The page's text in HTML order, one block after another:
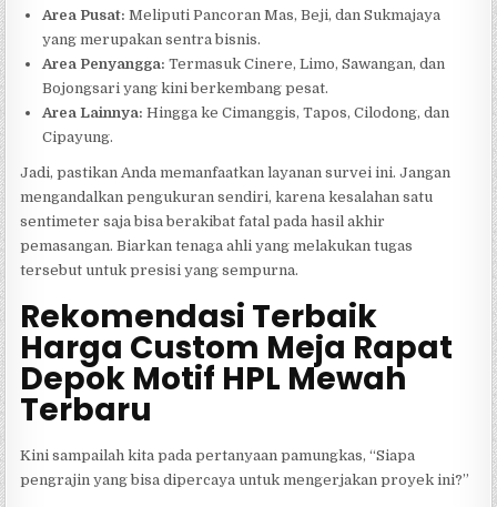
Area Pusat: Meliputi Pancoran Mas, Beji, dan Sukmajaya
yang merupakan sentra bisnis.
Area Penyangga: Termasuk Cinere, Limo, Sawangan, dan
Bojongsari yang kini berkembang pesat.
Area Lainnya: Hingga ke Cimanggis, Tapos, Cilodong, dan
Cipayung.
Jadi, pastikan Anda memanfaatkan layanan survei ini. Jangan
mengandalkan pengukuran sendiri, karena kesalahan satu
sentimeter saja bisa berakibat fatal pada hasil akhir
pemasangan. Biarkan tenaga ahli yang melakukan tugas
tersebut untuk presisi yang sempurna.
Rekomendasi Terbaik
Harga Custom Meja Rapat
Depok Motif HPL Mewah
Terbaru
Kini sampailah kita pada pertanyaan pamungkas, “Siapa
pengrajin yang bisa dipercaya untuk mengerjakan proyek ini?”